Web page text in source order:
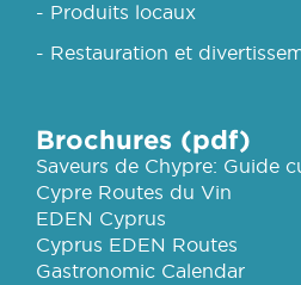
- Produits locaux
- Restauration et
Brochures (pdf)
Saveurs de Chypre: Guide
Cypre Routes du Vin
EDEN Cyprus
Cyprus EDEN Routes
Gastronomic Calendar